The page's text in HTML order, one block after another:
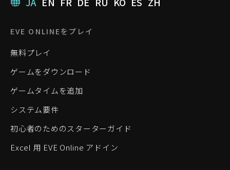
EVE ONLINEをプレイ
無料プレイ
ゲームをダウンロード
ゲームタイムを追加
システム要件
初心者のためのスターターガイド
Excel 用 EVE Online アドイン